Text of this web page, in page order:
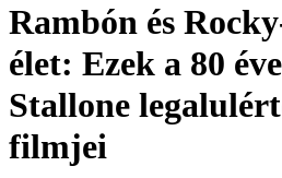
Rambón és
élet: Ezek a 80
Stallone
filmjei